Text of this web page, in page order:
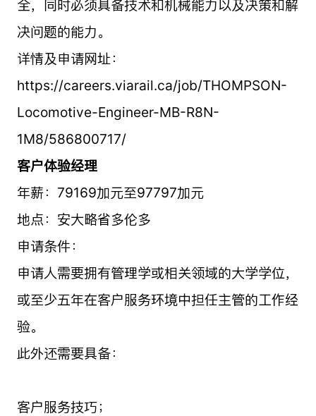
全，同时必须具备技术和机械能力以及决策和解
决问题的能力。
详情及申请网址：
https://careers.viarail.ca/job/THOMPSON-
Locomotive-Engineer-MB-R8N-
1M8/586800717/
客户体验经理
年薪：79169加元至97797加元
地点：安大略省多伦多
申请条件：
申请人需要拥有管理学或相关领域的大学学位，
或至少五年在客户服务环境中担任主管的工作经
验。
此外还需要具备：
客户服务技巧；